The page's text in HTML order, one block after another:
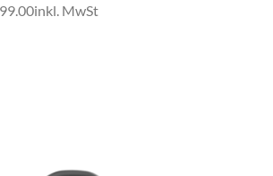
inkl. MwSt